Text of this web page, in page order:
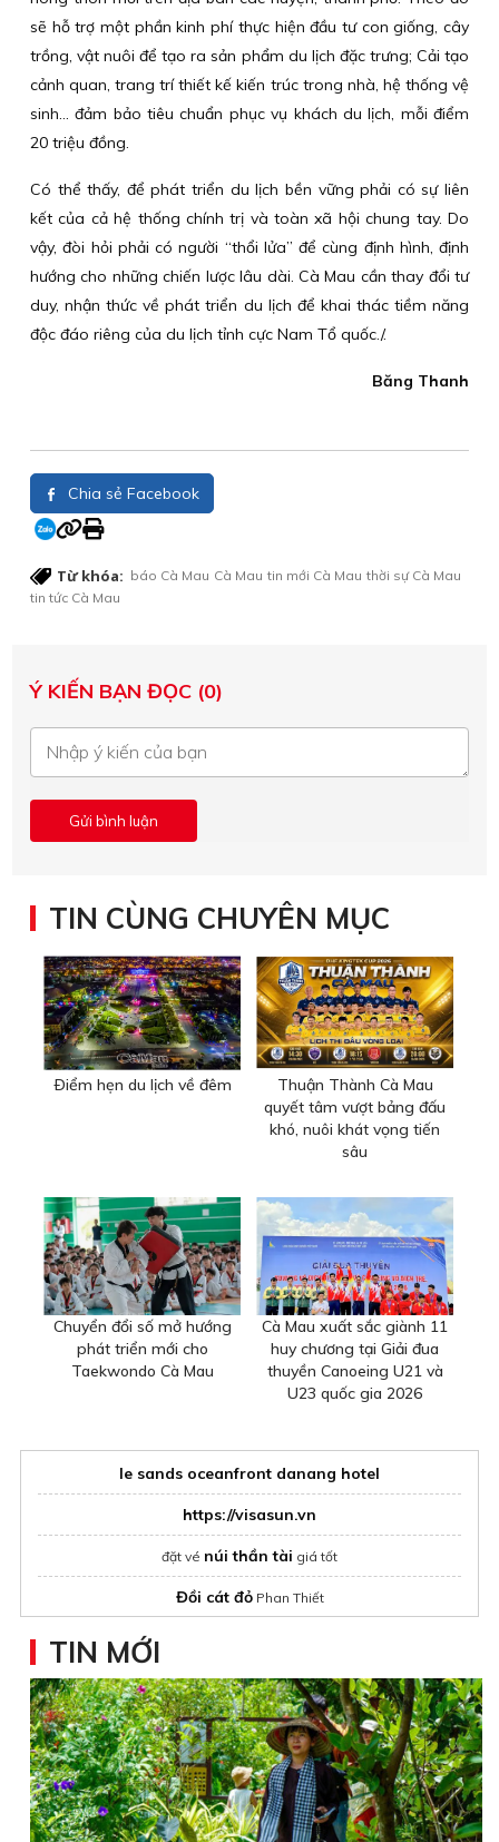
sẽ hỗ trợ một phần kinh phí thực hiện đầu tư con giống, cây
trồng, vật nuôi để tạo ra sản phẩm du lịch đặc trưng; Cải tạo
cảnh quan, trang trí thiết kế kiến trúc trong nhà, hệ thống vệ
sinh... đảm bảo tiêu chuẩn phục vụ khách du lịch, mỗi điểm
20 triệu đồng.
Có thể thấy, để phát triển du lịch bền vững phải có sự liên
kết của cả hệ thống chính trị và toàn xã hội chung tay. Do
vậy, đòi hỏi phải có người “thổi lửa” để cùng định hình, định
hướng cho những chiến lược lâu dài. Cà Mau cần thay đổi tư
duy, nhận thức về phát triển du lịch để khai thác tiềm năng
độc đáo riêng của du lịch tỉnh cực Nam Tổ quốc./.
Băng Thanh
Chia sẻ Facebook
Từ khóa: báo Cà Mau Cà Mau tin mới Cà Mau thời sự Cà Mau
tin tức Cà Mau
Ý KIẾN BẠN ĐỌC (0)
TIN CÙNG CHUYÊN MỤC
Ðiểm hẹn du lịch về đêm
Thuận Thành Cà Mau
quyết tâm vượt bảng đấu
khó, nuôi khát vọng tiến
sâu
Chuyển đổi số mở hướng
phát triển mới cho
Taekwondo Cà Mau
Cà Mau xuất sắc giành 11
huy chương tại Giải đua
thuyền Canoeing U21 và
U23 quốc gia 2026
le sands oceanfront danang hotel
https://visasun.vn
đặt vé núi thần tài giá tốt
Đồi cát đỏPhan Thiết
private tour in vietnam
Du lịch Hàn Quốcdịch vụ trọn gói
Ha Long Bay Cruise 1 night from hanoi
TIN MỚI